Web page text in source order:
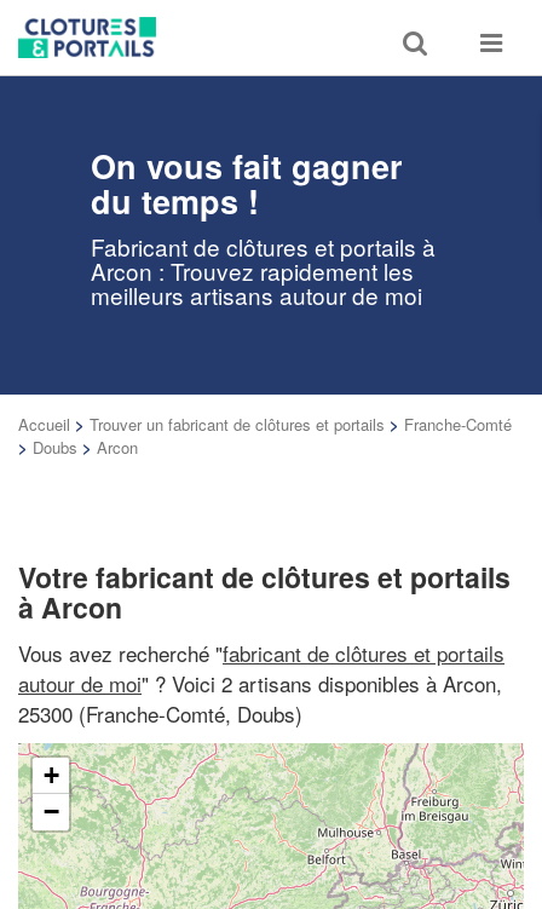
Toggle
search
Toggle
On vous fait gagner
du temps !
Fabricant de clôtures et portails à
Arcon : Trouvez rapidement les
meilleurs artisans autour de moi
Accueil > Trouver un fabricant de clôtures et portails > Franche-Comté
> Doubs > Arcon
Votre fabricant de clôtures et portails
à Arcon
Vous avez recherché "fabricant de clôtures et portails
autour de moi" ? Voici 2 artisans disponibles à Arcon,
25300 (Franche-Comté, Doubs)
+
−